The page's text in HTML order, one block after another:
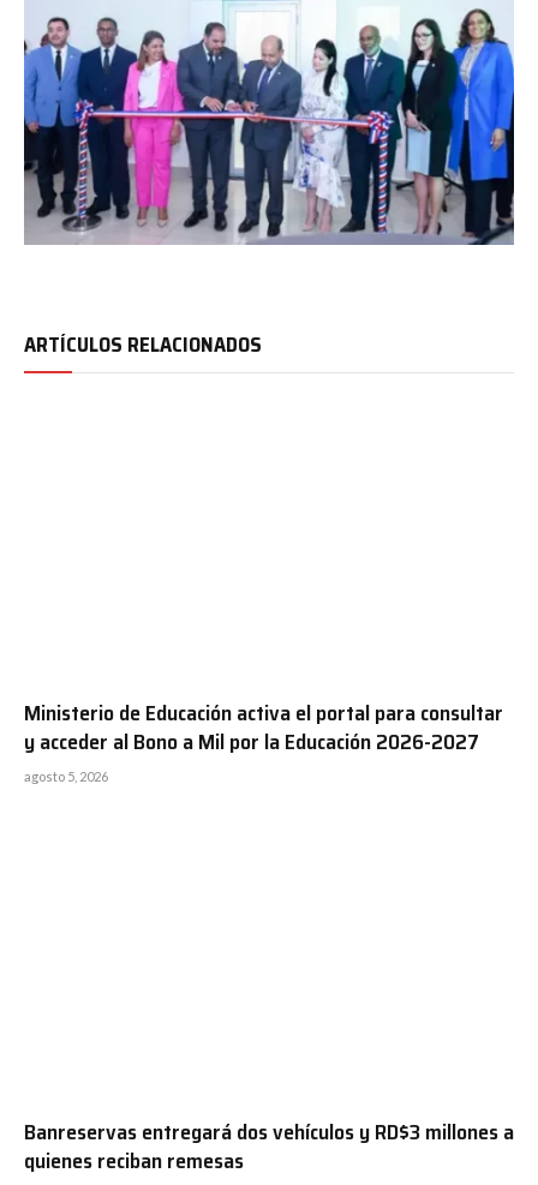
ARTÍCULOS RELACIONADOS
Ministerio de Educación activa el portal para consultar
y acceder al Bono a Mil por la Educación 2026-2027
agosto 5, 2026
Banreservas entregará dos vehículos y RD$3 millones a
quienes reciban remesas